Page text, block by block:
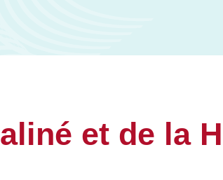
et de la